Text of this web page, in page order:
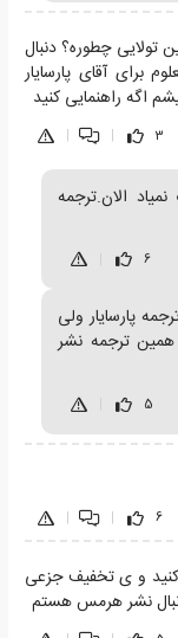
تولایی چطوره؟ دنبال
برای آقای پارسایار
اگه راهنمایی کنید
3
۳تومن گیرت نمیاد الان.ترجمه
6
پارسایار ولی
ترجمه نشر
5
6
و ی تخفیف جزعی
نشر هرمس هستم